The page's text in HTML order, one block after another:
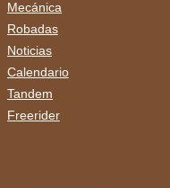
Mecánica
Robadas
Noticias
Calendario
Tandem
Freerider